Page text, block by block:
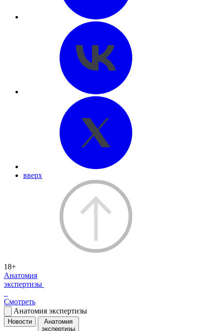
вверх
18+
Анатомия
экспертизы
Смотреть
Анатомия экспертизы
Новости
Анатомия
экспертизы